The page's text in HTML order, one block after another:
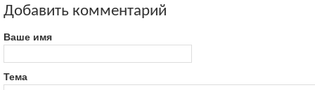
Добавить комментарий
Ваше имя
Тема